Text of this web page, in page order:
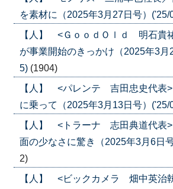
を素材に（2025年3月27日号）('25/
【人】 <ＧｏｏｄＯｌｄ 明石貴
が事業開始のきっかけ（2025年3月
5) (1904)
【人】 <パレンテ 吉田忠史代表
に乗って（2025年3月13日号）('25/
【人】 <トラーナ 志田典道代表
面の少なさに驚き（2025年3月6日
2)
【人】 <ビックカメラ 畑中英治